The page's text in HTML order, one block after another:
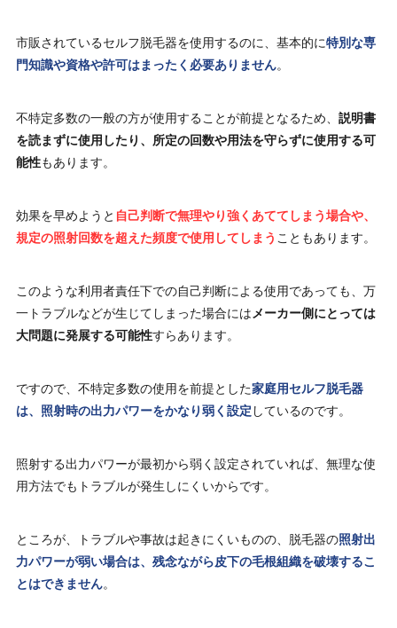
市販されているセルフ脱毛器を使用するのに、基本的に特別な専
門知識や資格や許可はまったく必要ありません。
不特定多数の一般の方が使用することが前提となるため、 説明書
を読まずに使用したり、所定の回数や用法を守らずに使用する可
能性もあります。
効果を早めようと 自己判断で無理やり強くあててしまう場合や、
規定の照射回数を超えた頻度で使用してしまう こともあります。
このような利用者責任下での自己判断による使用であっても、万
一トラブルなどが生じてしまった場合には メーカー側にとっては
大問題に発展する可能性すらあります。
ですので、不特定多数の使用を前提とした家庭用セルフ脱毛器
は、照射時の出力パワーをかなり弱く設定 しているのです。
照射する出力パワーが最初から弱く設定されていれば、無理な使
用方法でもトラブルが発生しにくいからです。
ところが、トラブルや事故は起きにくいものの、脱毛器の照射出
力パワーが弱い場合は、残念ながら皮下の毛根組織を破壊するこ
とはできません。